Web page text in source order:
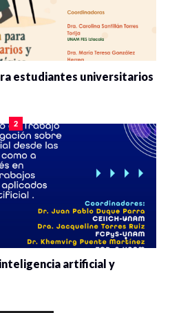
estudiantes universitarios
2
artificial y